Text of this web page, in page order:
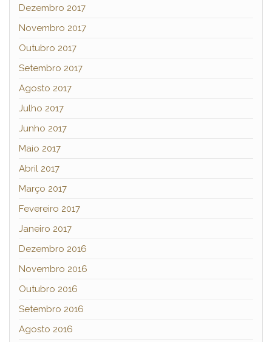
Dezembro 2017
Novembro 2017
Outubro 2017
Setembro 2017
Agosto 2017
Julho 2017
Junho 2017
Maio 2017
Abril 2017
Março 2017
Fevereiro 2017
Janeiro 2017
Dezembro 2016
Novembro 2016
Outubro 2016
Setembro 2016
Agosto 2016